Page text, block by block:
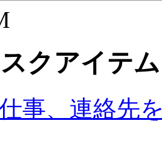
クアイテ
事、連絡先